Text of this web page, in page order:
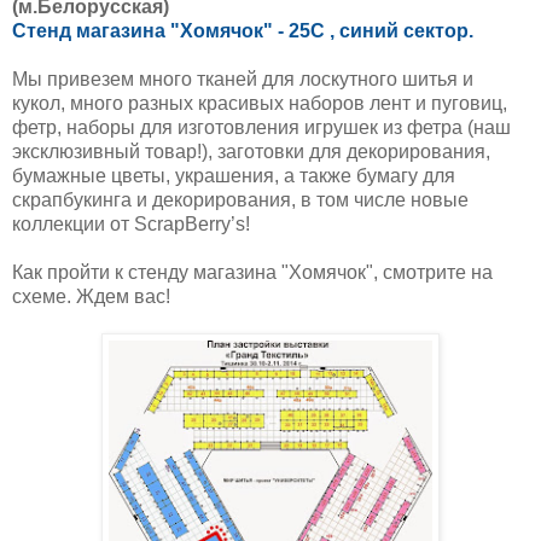
(м.Белорусская)
Стенд магазина "Хомячок" - 25С , синий сектор.
Мы привезем много тканей для лоскутного шитья и
кукол, много разных красивых наборов лент и пуговиц,
фетр, наборы для изготовления игрушек из фетра (наш
эксклюзивный товар!), заготовки для декорирования,
бумажные цветы, украшения, а также бумагу для
скрапбукинга и декорирования, в том числе новые
коллекции от ScrapBerry’s!
Как пройти к стенду магазина "Хомячок", смотрите на
схеме. Ждем вас!